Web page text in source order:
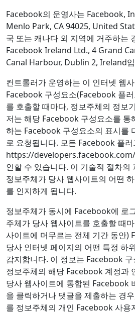
Facebook의 운영사는 Facebook,
Menlo Park, CA 94025, United
국 또는 캐나다 외 지역에 거주하는
Facebook Ireland Ltd., 4 Grand
Canal Harbour, Dublin 2, Ireland
컨트롤러가 운영하는 이 인터넷 웹
Facebook 구성요소(Facebook 플
를 호출할 때마다, 정보주체의 정보
저는 해당 Facebook 구성요소를
하는 Facebook 구성요소의 표시를
로 요청됩니다. 모든 Facebook 플
https://
인할 수 있습니다. 이 기술적 절차
정보주체가 당사 웹사이트의 어떤
를 인지하게 됩니다.
정보주체가 동시에 Facebook에 로
주체가 당사 웹사이트를 호출할 때
사이트에 머무르는 전체 기간 동안)
당사 인터넷 페이지의 어떤 특정 하
감지합니다. 이 정보는 Facebook
정보주체의 해당 Facebook 계정과
당사 웹사이트에 통합된 Facebook
을 클릭하거나 댓글을 제출하는 경
를 정보주체의 개인 Facebook 사용